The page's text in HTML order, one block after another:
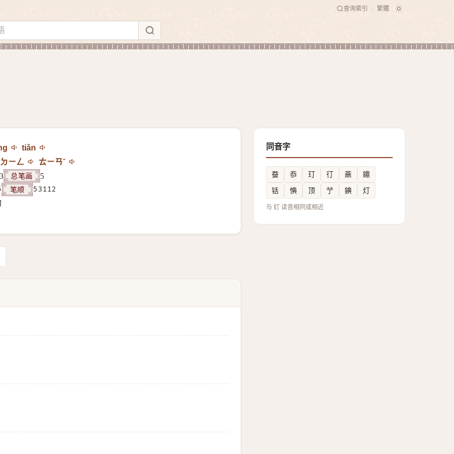
查询索引 繁體
tiǎn
ㄉㄧㄥ
ㄊㄧㄢˇ
3
总笔画
5
笔顺
53112
同音字
蚕 忝 玎 㣔 薡
鐤
铦
㥏 顶 艼 錪 灯
与 奵 读音相同或相近